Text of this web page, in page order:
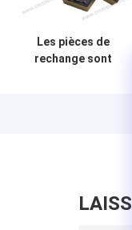
Les pièces de
rechange sont